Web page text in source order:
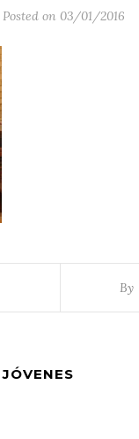
Posted on 03/01/2016
By